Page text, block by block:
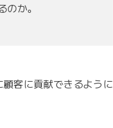
か。
客に貢献できるように